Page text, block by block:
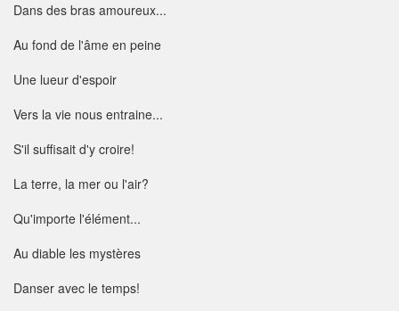
Dans des bras amoureux...
Au fond de l'âme en peine
Une lueur d'espoir
Vers la vie nous entraine...
S'il suffisait d'y croire!
La terre, la mer ou l'air?
Qu'importe l'élément...
Au diable les mystères
Danser avec le temps!